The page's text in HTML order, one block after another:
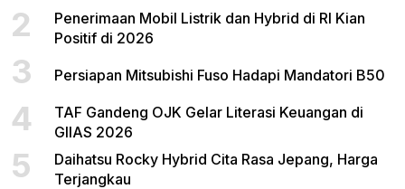
2
Penerimaan Mobil Listrik dan Hybrid di RI Kian
Positif di 2026
3 Persiapan Mitsubishi Fuso Hadapi Mandatori B50
4
TAF Gandeng OJK Gelar Literasi Keuangan di
GIIAS 2026
5
Daihatsu Rocky Hybrid Cita Rasa Jepang, Harga
Terjangkau